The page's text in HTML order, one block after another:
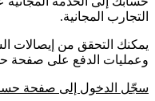
التجارب المجانية.
يمكنك التحقق من إيصالات
وعمليات الدفع على صفحة
سجّل الدخول إلى صفحة